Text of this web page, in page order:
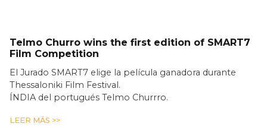
Telmo Churro wins the first edition of SMART7
Film Competition
El Jurado SMART7 elige la película ganadora durante
Thessaloniki Film Festival.
ÍNDIA del portugués Telmo Churrro.
LEER MÁS >>